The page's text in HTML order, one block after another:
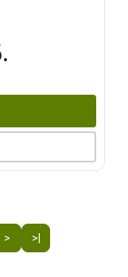
> >|